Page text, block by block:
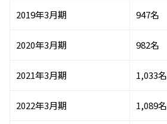
2019年3月期 947名
2020年3月期 982名
2021年3月期 1,033名
2022年3月期 1,089名